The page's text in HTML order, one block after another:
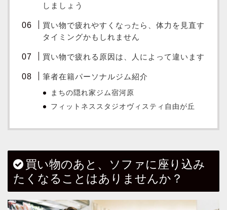
しましょう
買い物で疲れやすくなったら、体力を見直す
タイミングかもしれません
買い物で疲れる原因は、人によって違います
筆者在籍パーソナルジム紹介
まちの隠れ家ジム宿河原
フィットネススタジオヴィスティ自由が丘
買い物のあと、ソファに座り込み
たくなることはありませんか？